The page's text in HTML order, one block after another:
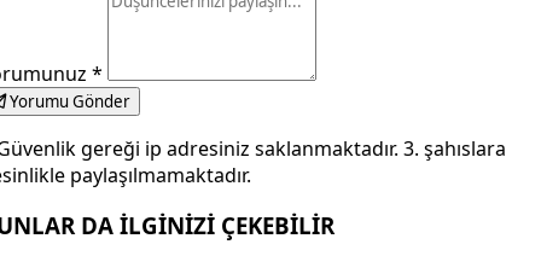
*
Yorumu Gönder
gereği ip adresiniz saklanmaktadır. 3. şahıslara
paylaşılmamaktadır.
DA İLGİNİZİ ÇEKEBİLİR